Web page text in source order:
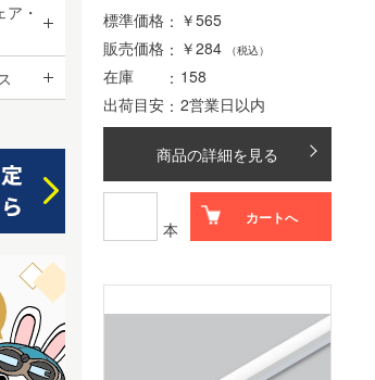
標準価格
￥565
販売価格
￥284 （税込）
在庫
158
出荷目安
2営業日以内
商品の詳細を見る
本
カートへ
・